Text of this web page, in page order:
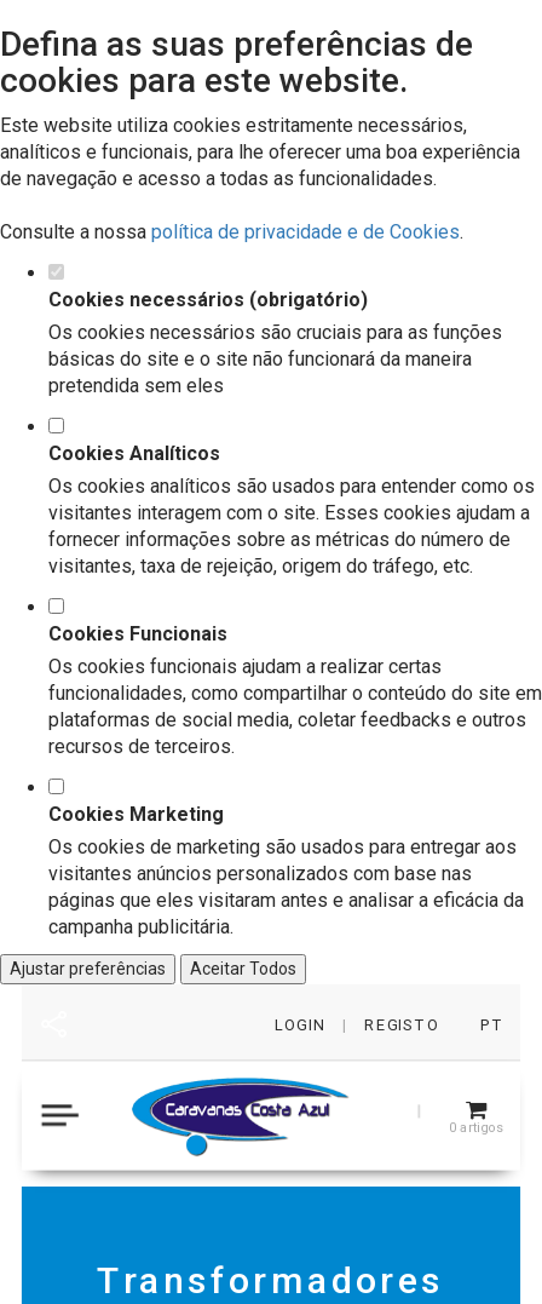
Defina as suas preferências de
cookies para este website.
Este website utiliza cookies estritamente necessários,
analíticos e funcionais, para lhe oferecer uma boa experiência
de navegação e acesso a todas as funcionalidades.
Consulte a nossa política de privacidade e de Cookies.
Cookies necessários (obrigatório)
Os cookies necessários são cruciais para as funções
básicas do site e o site não funcionará da maneira
pretendida sem eles
Cookies Analíticos
Os cookies analíticos são usados para entender como os
visitantes interagem com o site. Esses cookies ajudam a
fornecer informações sobre as métricas do número de
visitantes, taxa de rejeição, origem do tráfego, etc.
Cookies Funcionais
Os cookies funcionais ajudam a realizar certas
funcionalidades, como compartilhar o conteúdo do site em
plataformas de social media, coletar feedbacks e outros
recursos de terceiros.
Cookies Marketing
Os cookies de marketing são usados para entregar aos
visitantes anúncios personalizados com base nas
páginas que eles visitaram antes e analisar a eficácia da
campanha publicitária.
Ajustar preferências Aceitar Todos
LOGIN | REGISTO PT
0 artigos
Transformadores